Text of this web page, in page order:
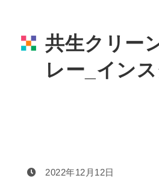
共生クリー
レー_インス
2022年12月12日